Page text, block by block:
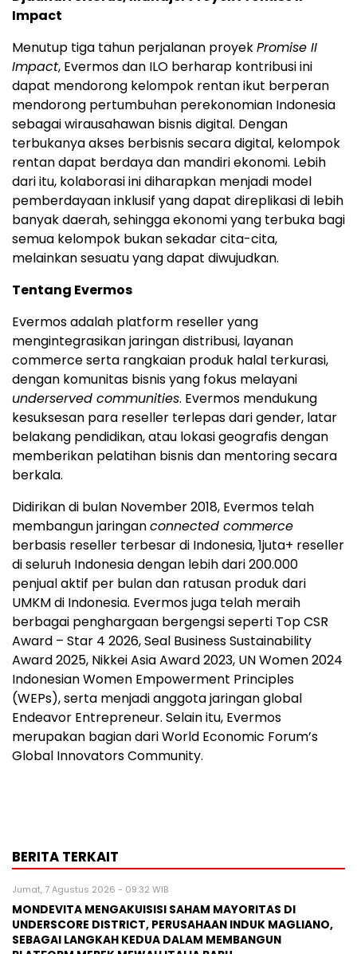
Impact
Menutup tiga tahun perjalanan proyekPromise II
Impact, Evermos dan ILO berharap kontribusi ini
dapat mendorong kelompok rentan ikut berperan
mendorong pertumbuhan perekonomian Indonesia
sebagai wirausahawan bisnis digital. Dengan
terbukanya akses berbisnis secara digital, kelompok
rentan dapat berdaya dan mandiri ekonomi. Lebih
dari itu, kolaborasi ini diharapkan menjadi model
pemberdayaan inklusif yang dapat direplikasi di lebih
banyak daerah, sehingga ekonomi yang terbuka bagi
semua kelompok bukan sekadar cita-cita,
melainkan sesuatu yang dapat diwujudkan.
Tentang Evermos
Evermos adalah platform reseller yang
mengintegrasikan jaringan distribusi, layanan
commerce serta rangkaian produk halal terkurasi,
dengan komunitas bisnis yang fokus melayani
underserved communities. Evermos mendukung
kesuksesan para reseller terlepas dari gender, latar
belakang pendidikan, atau lokasi geografis dengan
memberikan pelatihan bisnis dan mentoring secara
berkala.
Didirikan di bulan November 2018, Evermos telah
membangun jaringanconnected commerce
berbasis reseller terbesar di Indonesia, 1juta+ reseller
di seluruh Indonesia dengan lebih dari 200.000
penjual aktif per bulan dan ratusan produk dari
UMKM di Indonesia. Evermos juga telah meraih
berbagai penghargaan bergengsi seperti Top CSR
Award – Star 4 2026, Seal Business Sustainability
Award 2025, Nikkei Asia Award 2023, UN Women 2024
Indonesian Women Empowerment Principles
(WEPs), serta menjadi anggota jaringan global
Endeavor Entrepreneur. Selain itu, Evermos
merupakan bagian dari World Economic Forum’s
Global Innovators Community.
BERITA TERKAIT
Jumat, 7 Agustus 2026 - 09:32 WIB
MONDEVITA MENGAKUISISI SAHAM MAYORITAS DI
UNDERSCORE DISTRICT, PERUSAHAAN INDUK MAGLIANO,
SEBAGAI LANGKAH KEDUA DALAM MEMBANGUN